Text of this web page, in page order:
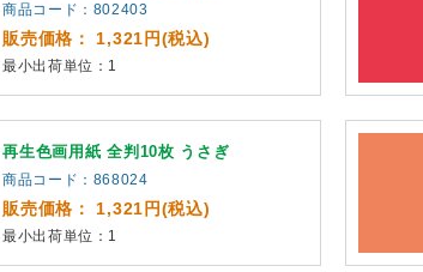
商品コード：802403
販売価格： 1,321円(税込)
最小出荷単位：1
再生色画用紙 全判10枚 うさぎ
商品コード：868024
販売価格： 1,321円(税込)
最小出荷単位：1